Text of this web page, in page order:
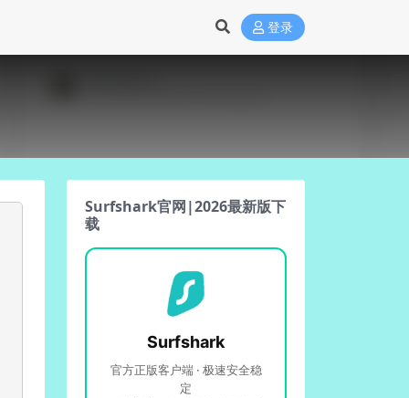
登录
Surfshark官网|2026最新版下
载
Surfshark
官方正版客户端 · 极速安全稳
定